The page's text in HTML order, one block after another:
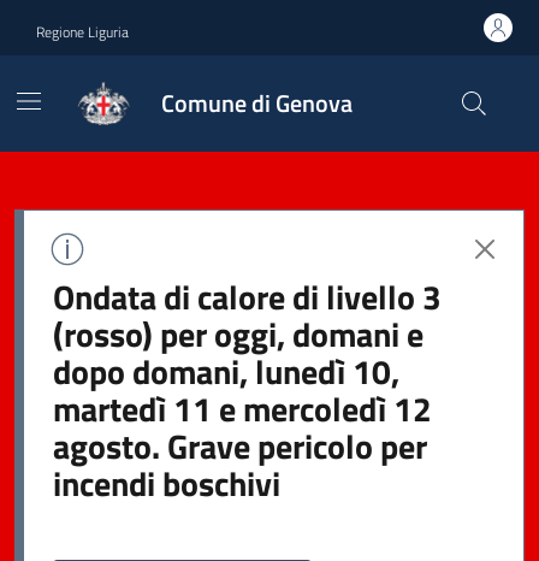
Regione Liguria
Comune di Genova
Ondata di calore di livello 3
(rosso) per oggi, domani e
dopo domani, lunedì 10,
martedì 11 e mercoledì 12
agosto. Grave pericolo per
incendi boschivi